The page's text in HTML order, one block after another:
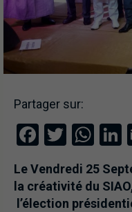
Partager sur:
Facebook
LeVendredi 25
la créativité du
l’élection